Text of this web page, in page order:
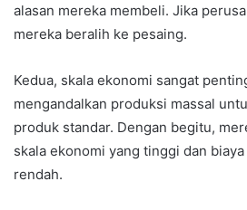
alasan mereka membeli. Jika
mereka beralih ke pesaing.
Kedua, skala ekonomi sangat
mengandalkan produksi massal
produk standar. Dengan begitu,
skala ekonomi yang tinggi dan
rendah.